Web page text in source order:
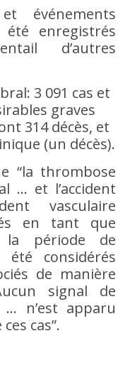
événements
enregistrés
d’autres
3 091 cas et
graves
314 décès, et
(un décès).
“la thrombose
… et l’accident
vasculaire
en tant que
période de
considérés
de manière
signal de
n’est apparu
cas”.